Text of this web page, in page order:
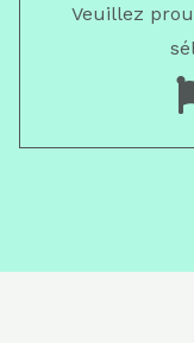
Veuillez